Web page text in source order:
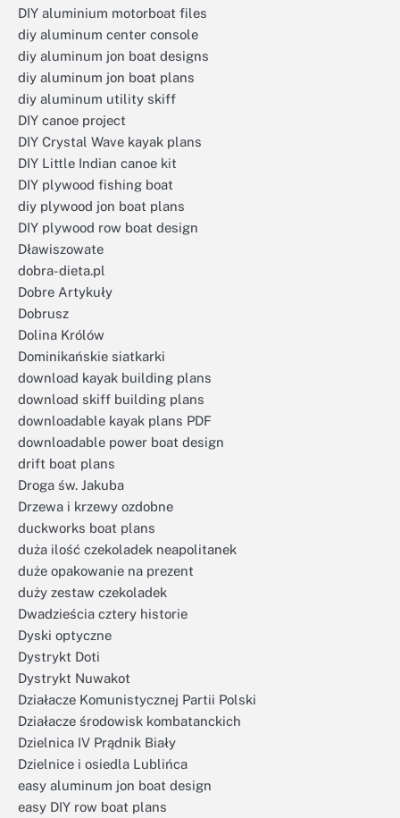
DIY aluminium motorboat files
diy aluminum center console
diy aluminum jon boat designs
diy aluminum jon boat plans
diy aluminum utility skiff
DIY canoe project
DIY Crystal Wave kayak plans
DIY Little Indian canoe kit
DIY plywood fishing boat
diy plywood jon boat plans
DIY plywood row boat design
Dławiszowate
dobra-dieta.pl
Dobre Artykuły
Dobrusz
Dolina Królów
Dominikańskie siatkarki
download kayak building plans
download skiff building plans
downloadable kayak plans PDF
downloadable power boat design
drift boat plans
Droga św. Jakuba
Drzewa i krzewy ozdobne
duckworks boat plans
duża ilość czekoladek neapolitanek
duże opakowanie na prezent
duży zestaw czekoladek
Dwadzieścia cztery historie
Dyski optyczne
Dystrykt Doti
Dystrykt Nuwakot
Działacze Komunistycznej Partii Polski
Działacze środowisk kombatanckich
Dzielnica IV Prądnik Biały
Dzielnice i osiedla Lublińca
easy aluminum jon boat design
easy DIY row boat plans